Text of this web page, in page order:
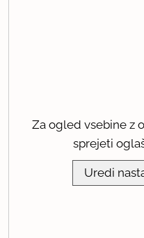
Za ogled vsebine z
sprejeti
Uredi